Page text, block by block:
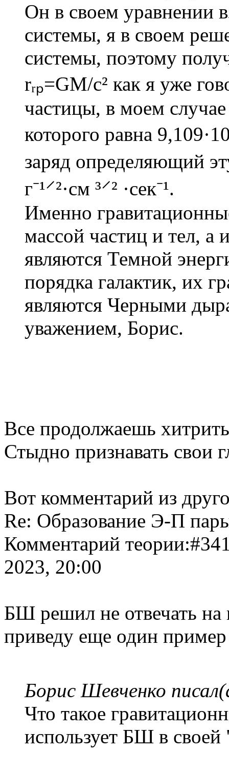
Он в своем уравнении
системы, я в своем
системы, поэтому
rᵣₚ=GM/c² как я уже
частицы, в моем
которого равна
заряд определяющий
г⁻¹⸍²·см ³⸍² ·сек⁻¹.
Именно
массой частиц и тел, а
являются Темной
порядка галактик, их
являются Черными
уважением, Борис.
Все продолжаешь
Стыдно признавать свои
Вот комментарий из
Re: Образование Э-П
Комментарий
2023, 20:00
БШ решил не отвечать
приведу еще один
Борис Шевченко
Что такое
использует БШ в своей